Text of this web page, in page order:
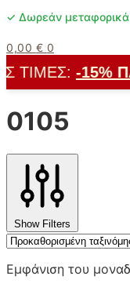
✓ Δωρεάν
0,00 € 0
ΤΙΜΈΣ:-15%
0105
Show Filters
Εμφάνιση του